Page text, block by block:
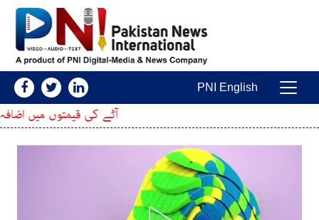
Main Navigation
PNI English
آٹے کی قیمتوں میں اضافہ، 20 کلو کا تھیلا مزید کتنا مہنگا ہوگیا؟